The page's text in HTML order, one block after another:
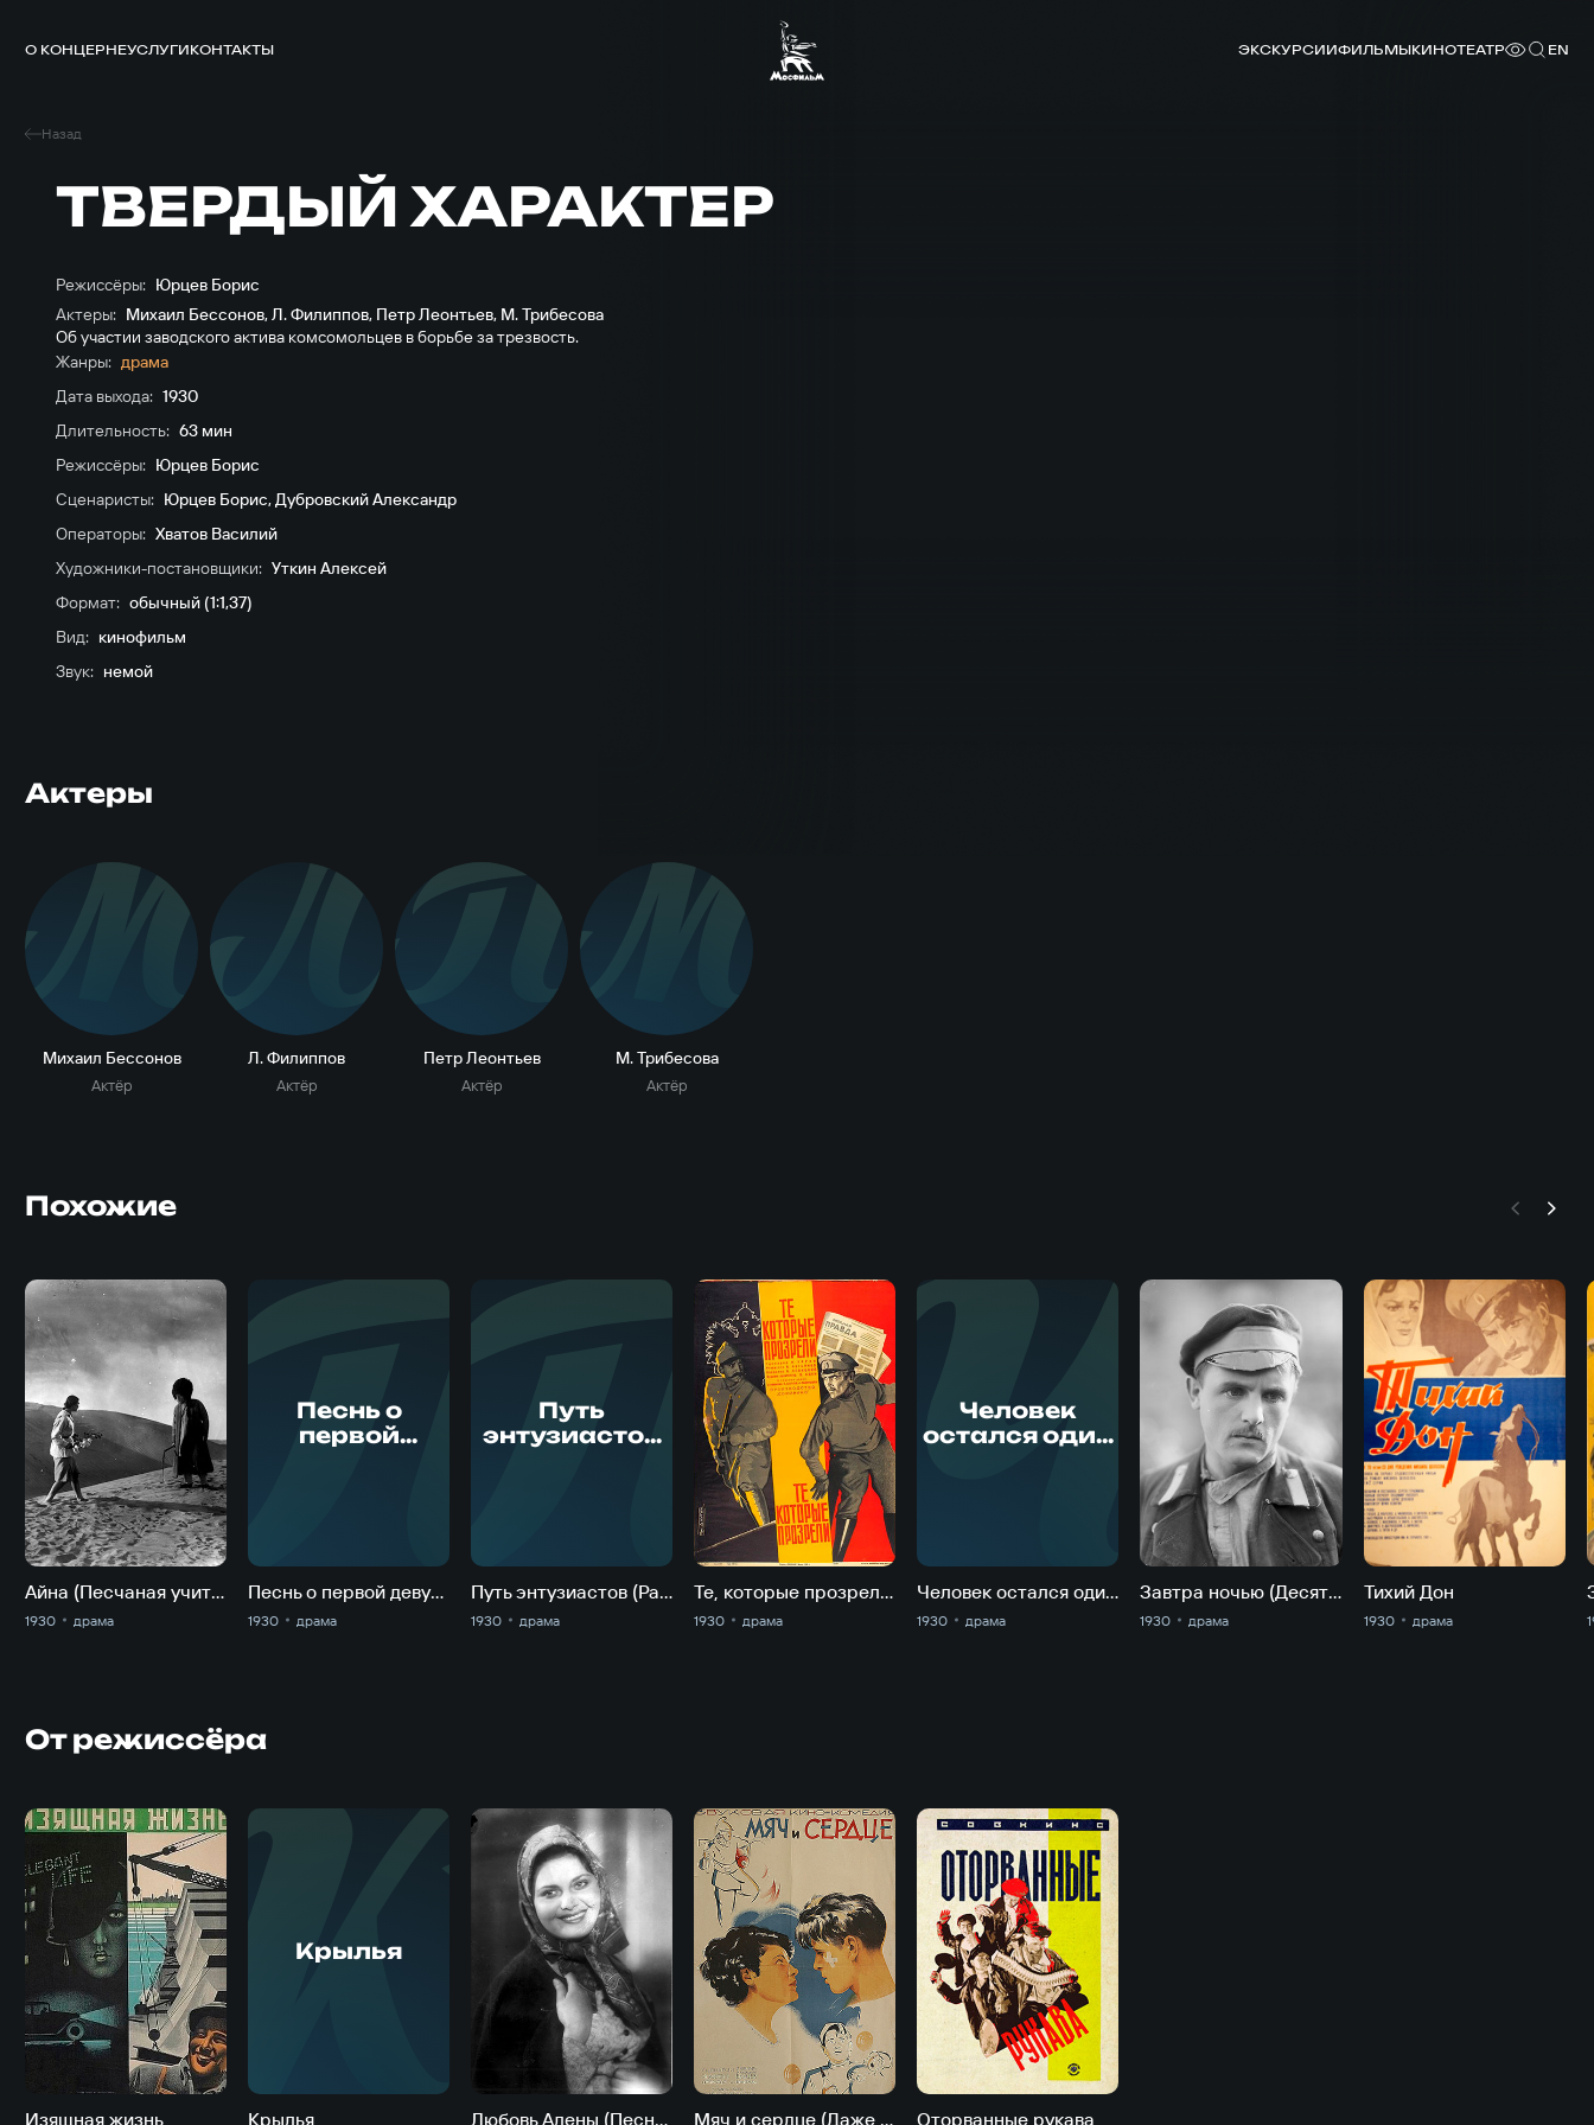
О КОНЦЕРНЕУСЛУГИКОНТАКТЫ ЭКСКУРСИИФИЛЬМЫКИНОТЕАТР EN
Назад
ТВЕРДЫЙ ХАРАКТЕР
Режиссёры: Юрцев Борис
Актеры: Михаил Бессонов,Л. Филиппов, Петр Леонтьев, М. Трибесова
Об участии заводского актива комсомольцев в борьбе за трезвость.
Жанры: драма
Дата выхода: 1930
Длительность: 63 мин
Режиссёры: Юрцев Борис
Сценаристы: Юрцев Борис,Дубровский Александр
Операторы: Хватов Василий
Художники-постановщики: Уткин Алексей
Формат: обычный (1:1,37)
Вид: кинофильм
Звук: немой
Актеры
Михаил Бессонов
Актёр
Л
Л. Филиппов
Актёр
П
Петр Леонтьев
Актёр
М
М. Трибесова
Актёр
Похожие
Айна (Песчаная учительница)
1930 драмаП
Песнь о
первой
Песнь о первой девушке (Первая девушка)
1930 драмаП
Путь
энтузиастов
Путь энтузиастов (Рабочий одного завода)
1930 драма
Те, которые прозрели (Янош вернется завтра)
1930 драма Ч
Человек
остался один
Человек остался один (Силуэты города)
1930 драма
Завтра ночью (Десять смертников. Жизнь за нас)
1930 драма
Тихий Дон
1930 драма
От режиссёра
Изящная жизньК
Крылья
Крылья Любовь Алены (Песнь о бабе Алене) Мяч и сердце (Даже не однофамилец) Оторванные рукава